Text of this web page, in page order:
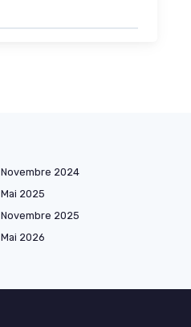
Novembre 2024
Mai 2025
Novembre 2025
Mai 2026